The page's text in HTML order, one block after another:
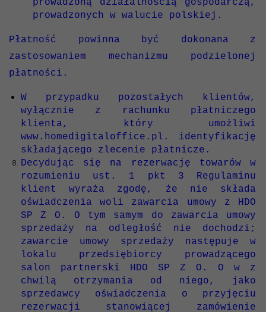
prowadzoną działalnością gospodarczą,
prowadzonych w walucie polskiej.
Płatność powinna być dokonana z
zastosowaniem mechanizmu podzielonej
płatności.
W przypadku pozostałych klientów,
wyłącznie z rachunku płatniczego
klienta, który umożliwi
www.homedigitaloffice.pl. identyfikację
składającego zlecenie płatnicze.
Decydując się na rezerwację towarów w
rozumieniu ust. 1 pkt 3 Regulaminu
klient wyraża zgodę, że nie składa
oświadczenia woli zawarcia umowy z HDO
SP Z O. O tym samym do zawarcia umowy
sprzedaży na odległość nie dochodzi;
zawarcie umowy sprzedaży następuje w
lokalu przedsiębiorcy prowadzącego
salon partnerski HDO SP Z O. O w z
chwilą otrzymania od niego, jako
sprzedawcy oświadczenia o przyjęciu
rezerwacji stanowiącej zamówienie